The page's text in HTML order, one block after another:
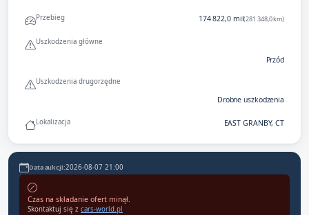
Przebieg 174 822,0 mil(281 348,0 km)
Uszkodzenia główne
Przód
Uszkodzenia drugorzędne
Drobne uszkodzenia
Lokalizacja EAST GRANBY, CT
Data aukcji:2026-08-07 21:00
Czas na składanie ofert minął.
Skontaktuj się z cars-world.pl